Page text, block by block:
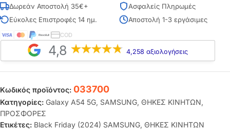
Δωρεάν Αποστολή 35€+
Ασφαλείς Πληρωμές
Εύκολες Επιστροφές 14 ημ.
Αποστολή 1-3 εργάσιμες
COD
4,8 4,258 αξιολογήσεις
Κωδικός προϊόντος: 033700
Κατηγορίες: Galaxy A54 5G, SAMSUNG, ΘΗΚΕΣ ΚΙΝΗΤΩΝ,
ΠΡΟΣΦΟΡΕΣ
Ετικέτες: Black Friday (2024) SAMSUNG, ΘΗΚΕΣ ΚΙΝΗΤΩΝ